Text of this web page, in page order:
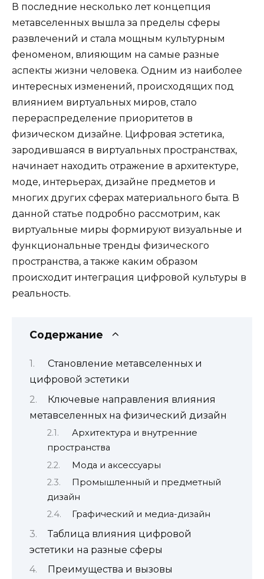
В последние несколько лет концепция
метавселенных вышла за пределы сферы
развлечений и стала мощным культурным
феноменом, влияющим на самые разные
аспекты жизни человека. Одним из наиболее
интересных изменений, происходящих под
влиянием виртуальных миров, стало
перераспределение приоритетов в
физическом дизайне. Цифровая эстетика,
зародившаяся в виртуальных пространствах,
начинает находить отражение в архитектуре,
моде, интерьерах, дизайне предметов и
многих других сферах материального быта. В
данной статье подробно рассмотрим, как
виртуальные миры формируют визуальные и
функциональные тренды физического
пространства, а также каким образом
происходит интеграция цифровой культуры в
реальность.
Содержание
Становление метавселенных и
цифровой эстетики
Ключевые направления влияния
метавселенных на физический дизайн
Архитектура и внутренние
пространства
Мода и аксессуары
Промышленный и предметный
дизайн
Графический и медиа-дизайн
Таблица влияния цифровой
эстетики на разные сферы
Преимущества и вызовы